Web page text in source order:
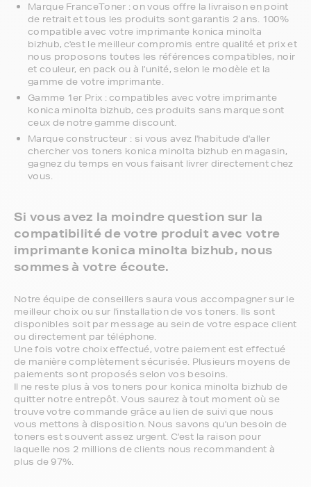
Marque FranceToner : on vous offre la livraison en point
de retrait et tous les produits sont garantis 2 ans. 100%
compatible avec votre imprimante konica minolta
bizhub, c'est le meilleur compromis entre qualité et prix et
nous proposons toutes les références compatibles, noir
et couleur, en pack ou à l’unité, selon le modèle et la
gamme de votre imprimante.
Gamme 1er Prix : compatibles avec votre imprimante
konica minolta bizhub, ces produits sans marque sont
ceux de notre gamme discount.
Marque constructeur : si vous avez l'habitude d'aller
chercher vos toners konica minolta bizhub en magasin,
gagnez du temps en vous faisant livrer directement chez
vous.
Si vous avez la moindre question sur la
compatibilité de votre produit avec votre
imprimante konica minolta bizhub, nous
sommes à votre écoute.
Notre équipe de conseillers saura vous accompagner sur le
meilleur choix ou sur l'installation de vos toners. Ils sont
disponibles soit par message au sein de votre espace client
ou directement par téléphone.
Une fois votre choix effectué, votre paiement est effectué
de manière complètement sécurisée. Plusieurs moyens de
paiements sont proposés selon vos besoins.
Il ne reste plus à vos toners pour konica minolta bizhub de
quitter notre entrepôt. Vous saurez à tout moment où se
trouve votre commande grâce au lien de suivi que nous
vous mettons à disposition. Nous savons qu'un besoin de
toners est souvent assez urgent. C'est la raison pour
laquelle nos 2 millions de clients nous recommandent à
plus de 97%.